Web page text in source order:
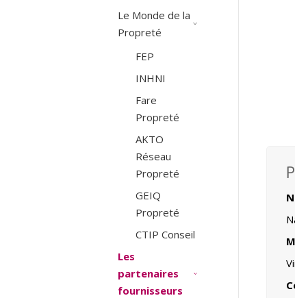
Le Monde de la
Propreté
FEP
INHNI
Fare
Propreté
AKTO
Réseau
Propreté
GEIQ
Propreté
CTIP Conseil
Les
partenaires
fournisseurs